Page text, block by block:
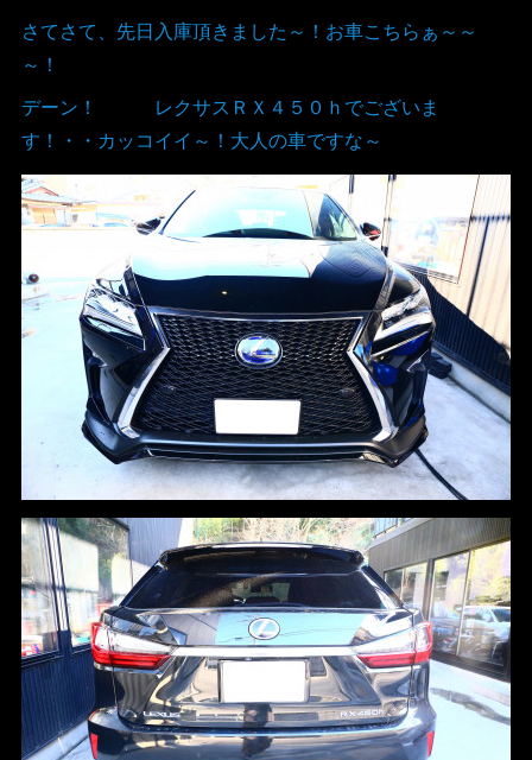
さてさて、先日入庫頂きました～！お車こちらぁ～～
～！
デーン！ レクサスＲＸ４５０ｈでございま
す！・・カッコイイ～！大人の車ですな～